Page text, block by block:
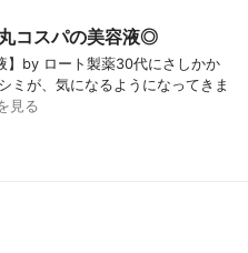
コスパの美容液◎
】by ロート製薬30代にさしかか
ミが、気になるようになってきま
見る